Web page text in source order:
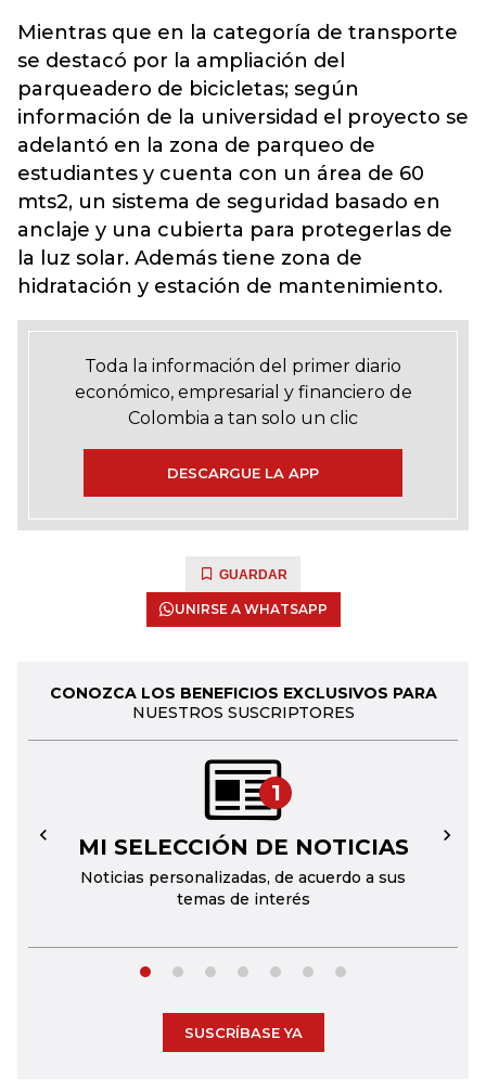
Mientras que en la categoría de transporte
se destacó por la ampliación del
parqueadero de bicicletas; según
información de la universidad el proyecto se
adelantó en la zona de parqueo de
estudiantes y cuenta con un área de 60
mts2, un sistema de seguridad basado en
anclaje y una cubierta para protegerlas de
la luz solar. Además tiene zona de
hidratación y estación de mantenimiento.
Toda la información del primer diario
económico, empresarial y financiero de
Colombia a tan solo un clic
DESCARGUE LA APP
GUARDAR
UNIRSE A WHATSAPP
CONOZCA LOS BENEFICIOS EXCLUSIVOS PARA
NUESTROS SUSCRIPTORES
1
MI SELECCIÓN DE NOTICIAS
Noticias personalizadas, de acuerdo a sus
temas de interés
← →
SUSCRÍBASE YA